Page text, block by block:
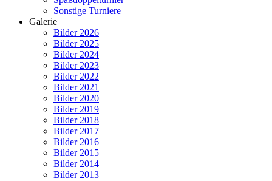
Sonstige Turniere
Galerie
Bilder 2026
Bilder 2025
Bilder 2024
Bilder 2023
Bilder 2022
Bilder 2021
Bilder 2020
Bilder 2019
Bilder 2018
Bilder 2017
Bilder 2016
Bilder 2015
Bilder 2014
Bilder 2013